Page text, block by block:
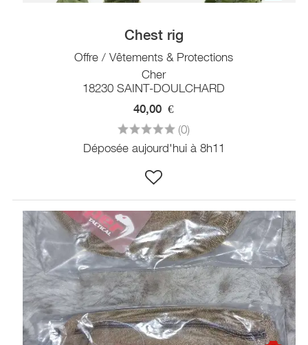
Chest rig
Offre / Vêtements & Protections
Cher
18230 SAINT-DOULCHARD
40,00 €
(0)
Déposée aujourd'hui à 8h11